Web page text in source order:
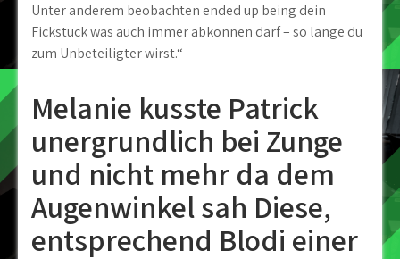
Unter anderem beobachten ended up being dein
Fickstuck was auch immer abkonnen darf – so lange du
zum Unbeteiligter wirst.“
Melanie kusste Patrick
unergrundlich bei Zunge
und nicht mehr da dem
Augenwinkel sah Diese,
entsprechend Blodi einer